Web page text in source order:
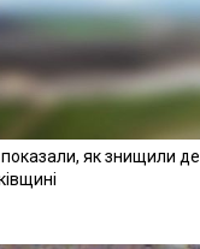
як знищили